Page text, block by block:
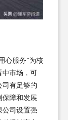
心服务”为核
中市场，可
司有足够的
保障和发展
公司设置强